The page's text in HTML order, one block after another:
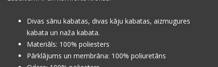
Divas sānu kabatas, divas kāju kabatas, aizmugures
kabata un naža kabata.
Materiāls: 100% poliesters
Pārklājums un membrāna: 100% poliuretāns